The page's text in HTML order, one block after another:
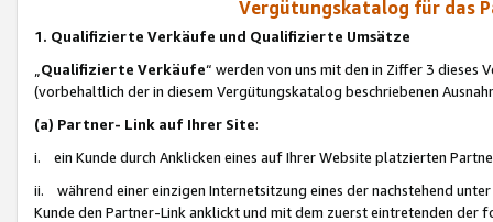
Vergütungskatalog für das
1. Qualifizierte Verkäufe und Qualifizierte Umsätze
Qualifizierte Verkäufe“ werden von uns mit den in Ziffer 3
(vorbehaltlich der in diesem Vergütungskatalog beschriebenen
(a) Partner- Link auf Ihrer Site:
i. ein Kunde durch Anklicken eines auf Ihrer Website platzierten
ii. während einer einzigen Internetsitzung eines der nachstehend
Kunde den Partner-Link anklickt und mit dem zuerst eintretenden der